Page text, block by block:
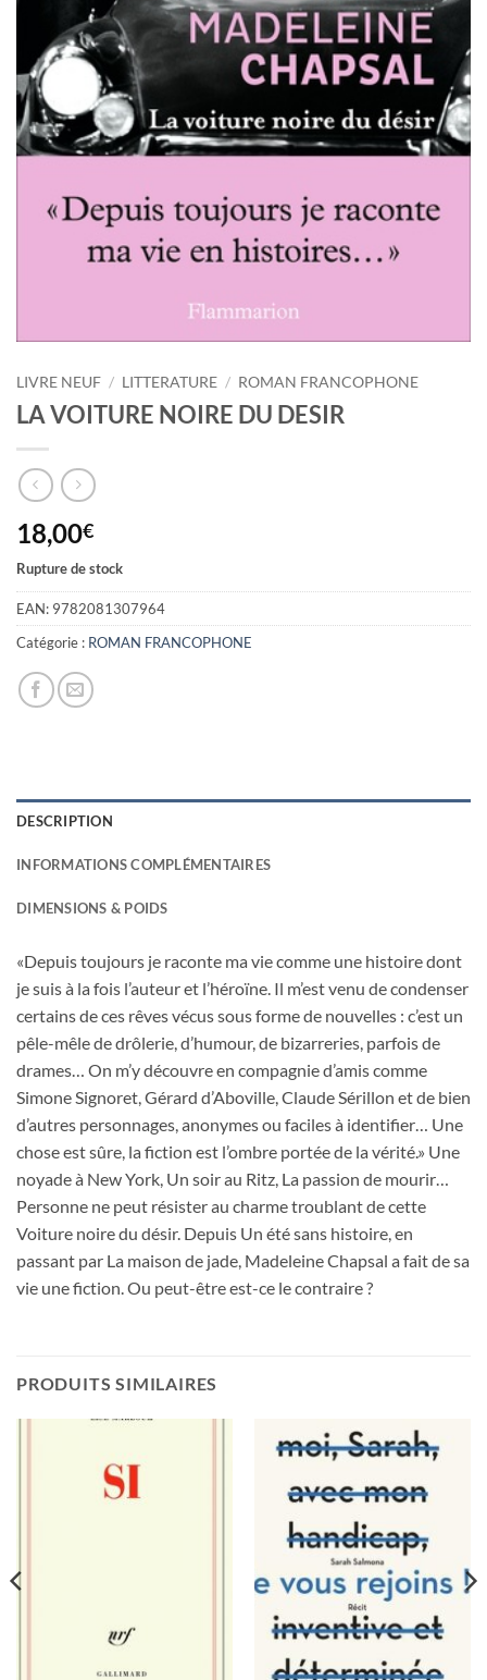
LIVRE NEUF / LITTERATURE / ROMAN FRANCOPHONE
LA VOITURE NOIRE DU DESIR
18,00€
Rupture de stock
EAN: 9782081307964
Catégorie : ROMAN FRANCOPHONE
DESCRIPTION
INFORMATIONS COMPLÉMENTAIRES
DIMENSIONS & POIDS
«Depuis toujours je raconte ma vie comme une histoire dont
je suis à la fois l’auteur et l’héroïne. Il m’est venu de condenser
certains de ces rêves vécus sous forme de nouvelles : c’est un
pêle-mêle de drôlerie, d’humour, de bizarreries, parfois de
drames… On m’y découvre en compagnie d’amis comme
Simone Signoret, Gérard d’Aboville, Claude Sérillon et de bien
d’autres personnages, anonymes ou faciles à identifier… Une
chose est sûre, la fiction est l’ombre portée de la vérité.» Une
noyade à New York, Un soir au Ritz, La passion de mourir…
Personne ne peut résister au charme troublant de cette
Voiture noire du désir. Depuis Un été sans histoire, en
passant par La maison de jade, Madeleine Chapsal a fait de sa
vie une fiction. Ou peut-être est-ce le contraire ?
PRODUITS SIMILAIRES